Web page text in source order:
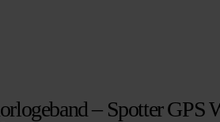
– Spotter GPS